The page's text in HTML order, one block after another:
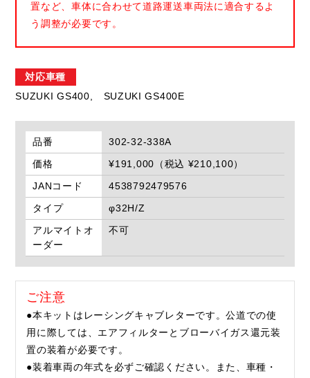
置など、車体に合わせて道路運送車両法に適合するよ
う調整が必要です。
対応車種
SUZUKI GS400,
SUZUKI GS400E
品番
302-32-338A
価格
¥191,000（税込 ¥210,100）
JANコード
4538792479576
タイプ
φ32H/Z
アルマイトオ
ーダー
不可
ご注意
●本キットはレーシングキャブレターです。公道での使
用に際しては、エアフィルターとブローバイガス還元装
置の装着が必要です。
●装着車両の年式を必ずご確認ください。また、車種・